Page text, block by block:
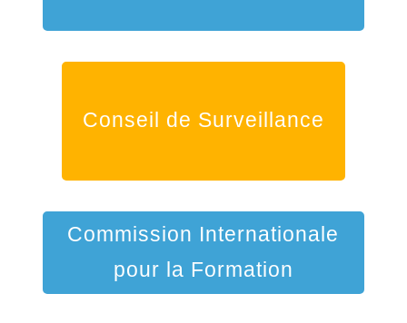
Conseil de Surveillance
Commission Internationale
pour la Formation